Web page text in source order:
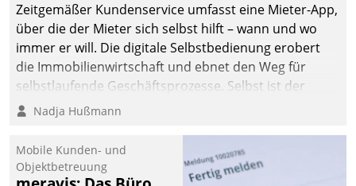
Zeitgemäßer Kundenservice umfasst eine Mieter-App,
über die der Mieter sich selbst hilft – wann und wo
immer er will. Die digitale Selbstbedienung erobert
die Immobilienwirtschaft und ebnet den Weg für
selbstlaufende Geschäftsprozesse. Selbst ist der
Kunde und smart der Serviceanbieter.
Nadja Hußmann
Mobile Kunden- und
Objektbetreuung